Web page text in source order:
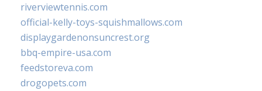
riverviewtennis.com
official-kelly-toys-squishmallows.com
displaygardenonsuncrest.org
bbq-empire-usa.com
feedstoreva.com
drogopets.com